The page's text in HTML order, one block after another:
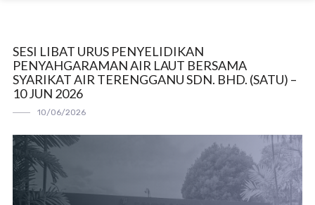
SESI LIBAT URUS PENYELIDIKAN
PENYAHGARAMAN AIR LAUT BERSAMA
SYARIKAT AIR TERENGGANU SDN. BHD. (SATU) –
10 JUN 2026
10/06/2026